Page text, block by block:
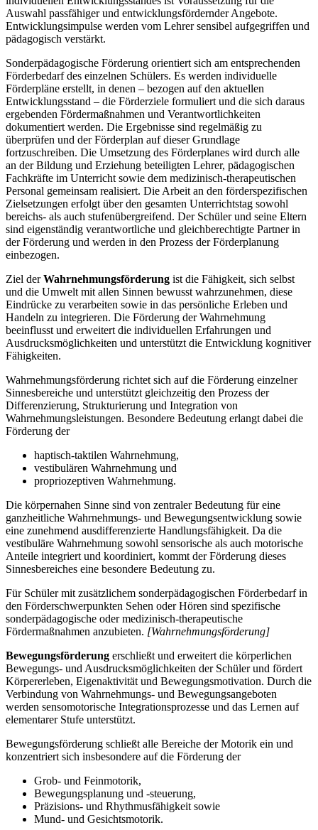
Auswahl passfähiger und entwicklungsfördernder Angebote.
Entwicklungsimpulse werden vom Lehrer sensibel aufgegriffen und
pädagogisch verstärkt.
Sonderpädagogische Förderung orientiert sich am entsprechenden
Förderbedarf des einzelnen Schülers. Es werden individuelle
Förderpläne erstellt, in denen – bezogen auf den aktuellen
Entwicklungsstand – die Förderziele formuliert und die sich daraus
ergebenden Fördermaßnahmen und Verantwortlichkeiten
dokumentiert werden. Die Ergebnisse sind regelmäßig zu
überprüfen und der Förderplan auf dieser Grundlage
fortzuschreiben. Die Umsetzung des Förderplanes wird durch alle
an der Bildung und Erziehung beteiligten Lehrer, pädagogischen
Fachkräfte im Unterricht sowie dem medizinisch-therapeutischen
Personal gemeinsam realisiert. Die Arbeit an den förderspezifischen
Zielsetzungen erfolgt über den gesamten Unterrichtstag sowohl
bereichs- als auch stufenübergreifend. Der Schüler und seine Eltern
sind eigenständig verantwortliche und gleichberechtigte Partner in
der Förderung und werden in den Prozess der Förderplanung
einbezogen.
Ziel derWahrnehmungsförderung ist die Fähigkeit, sich selbst
und die Umwelt mit allen Sinnen bewusst wahrzunehmen, diese
Eindrücke zu verarbeiten sowie in das persönliche Erleben und
Handeln zu integrieren. Die Förderung der Wahrnehmung
beeinflusst und erweitert die individuellen Erfahrungen und
Ausdrucksmöglichkeiten und unterstützt die Entwicklung kognitiver
Fähigkeiten.
Wahrnehmungsförderung richtet sich auf die Förderung einzelner
Sinnesbereiche und unterstützt gleichzeitig den Prozess der
Differenzierung, Strukturierung und Integration von
Wahrnehmungsleistungen. Besondere Bedeutung erlangt dabei die
Förderung der
haptisch-taktilen Wahrnehmung,
vestibulären Wahrnehmung und
propriozeptiven Wahrnehmung.
Die körpernahen Sinne sind von zentraler Bedeutung für eine
ganzheitliche Wahrnehmungs- und Bewegungsentwicklung sowie
eine zunehmend ausdifferenzierte Handlungsfähigkeit. Da die
vestibuläre Wahrnehmung sowohl sensorische als auch motorische
Anteile integriert und koordiniert, kommt der Förderung dieses
Sinnesbereiches eine besondere Bedeutung zu.
Für Schüler mit zusätzlichem sonderpädagogischen Förderbedarf in
den Förderschwerpunkten Sehen oder Hören sind spezifische
sonderpädagogische oder medizinisch-therapeutische
Fördermaßnahmen anzubieten. [Wahrnehmungsförderung]
Bewegungsförderung erschließt und erweitert die körperlichen
Bewegungs- und Ausdrucksmöglichkeiten der Schüler und fördert
Körpererleben, Eigenaktivität und Bewegungsmotivation. Durch die
Verbindung von Wahrnehmungs- und Bewegungsangeboten
werden sensomotorische Integrationsprozesse und das Lernen auf
elementarer Stufe unterstützt.
Bewegungsförderung schließt alle Bereiche der Motorik ein und
konzentriert sich insbesondere auf die Förderung der
Grob- und Feinmotorik,
Bewegungsplanung und -steuerung,
Präzisions- und Rhythmusfähigkeit sowie
Mund- und Gesichtsmotorik.